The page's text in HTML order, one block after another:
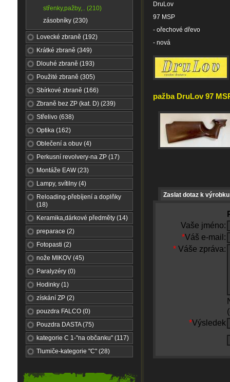
střenky,pažby,.. (210)
zásobníky (230)
Lovecké zbraně (192)
Krátké zbraně (349)
Dlouhé zbraně (193)
Použité zbraně (305)
Sbírkové zbraně (166)
Zbraně bez ZP (kat. D) (239)
Střelivo (638)
Optika (162)
Oblečení a obuv (4)
Perkusní revolvery-na ZP (17)
Montáže EAW (23)
Lampy, svítilny (4)
Reloading-přebíjení a doplňky
(18)
Keramika,dárkové předměty (14)
preparace (2)
Fotopasti (2)
nože MIKOV (45)
Paralyzéry (0)
Hodinky (1)
získání ZP (2)
pouzdra FALCO (0)
Pouzdra DASTA (75)
kategorie C 1-"na občanku" (117)
Tlumiče-kategorie "C" (28)
DruLov
97 MSP
- ořechové dřevo
- nová
pažba DruLov 97
Zaslat dotaz k výrobku
Vaše jméno:
*Váš e-mail:
* Váše zpráva:
*Výsledek